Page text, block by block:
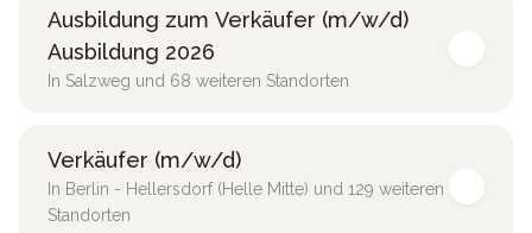
Ausbildung zum Verkäufer (m/w/d)
Ausbildung 2026
In Salzweg und 68 weiteren Standorten
Verkäufer (m/w/d)
In Berlin - Hellersdorf (Helle Mitte) und 129 weiteren
Standorten